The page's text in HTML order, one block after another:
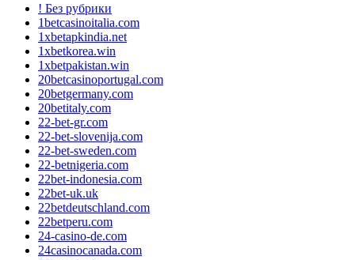
! Без рубрики
1betcasinoitalia.com
1xbetapkindia.net
1xbetkorea.win
1xbetpakistan.win
20betcasinoportugal.com
20betgermany.com
20betitaly.com
22-bet-gr.com
22-bet-slovenija.com
22-bet-sweden.com
22-betnigeria.com
22bet-indonesia.com
22bet-uk.uk
22betdeutschland.com
22betperu.com
24-casino-de.com
24casinocanada.com